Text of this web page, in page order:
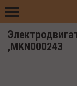
,MKN000243